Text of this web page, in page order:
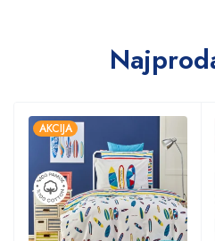
AKCIJA